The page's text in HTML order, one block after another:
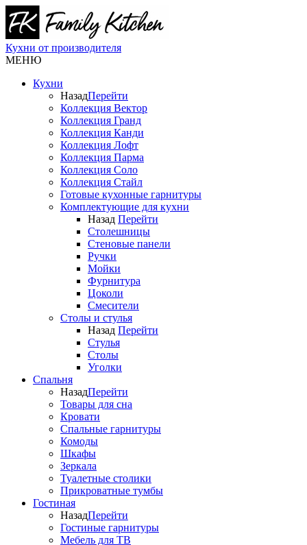
Кухни от производителя
МЕНЮ
Кухни
НазадПерейти
Коллекция Вектор
Коллекция Гранд
Коллекция Канди
Коллекция Лофт
Коллекция Парма
Коллекция Соло
Коллекция Стайл
Готовые кухонные гарнитуры
Комплектующие для кухни
Назад Перейти
Столешницы
Стеновые панели
Ручки
Мойки
Фурнитура
Цоколи
Смесители
Столы и стулья
Назад Перейти
Стулья
Столы
Уголки
Спальня
НазадПерейти
Товары для сна
Кровати
Спальные гарнитуры
Комоды
Шкафы
Зеркала
Туалетные столики
Прикроватные тумбы
Гостиная
НазадПерейти
Гостиные гарнитуры
Мебель для ТВ